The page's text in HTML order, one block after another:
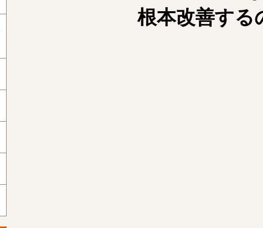
根本改善する